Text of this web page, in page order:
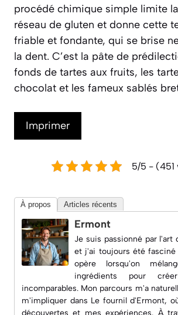
procédé chimique simple limite
réseau de gluten et donne cette
friable et fondante, qui se brise
la dent. C’est la pâte de
fonds de tartes aux fruits, les
chocolat et les fameux sablés
Imprimer
5/5 - (451
À propos Articles récents
Ermont
Je suis passionné par l'art
et j'ai toujours été fasciné
opère lorsqu'on
ingrédients pour
incomparables. Mon parcours m'a
m'impliquer dans Le fournil d'Ermont,
découvertes et mes expériences. À